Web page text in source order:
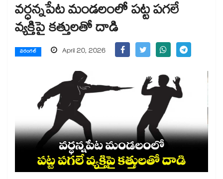
వర్ధన్నపేట మండలంలో పట్ట పగలే
వ్యక్తిపై కత్తులతో దాడి
వరంగల్ April 20, 2026